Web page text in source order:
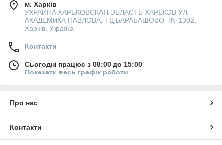
м. Харків
УКРАИНА ХАРЬКОВСКАЯ ОБЛАСТЬ ХАРЬКОВ УЛ.
АКАДЕМИКА ПАВЛОВА, ТЦ БАРАБАШОВО HN-1302,
Харків, Україна
Контакти
Сьогодні працює з 08:00 до 15:00
Показати весь графік роботи
Про нас
Контакти